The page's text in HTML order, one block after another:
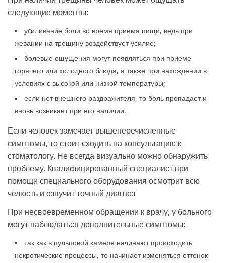
следующие моменты:
уcиливание боли во время приема пищи, ведь при
жевании на трещину воздействует усилие;
болевые ощущения могут появляться при приеме
горячего или холодного блюда, а также при нахождении в
условиях с высокой или низкой температуры;
если нет внешнего раздражителя, то боль пропадает и
вновь возникает при его наличии.
Если человек замечает вышеперечисленные
симптомы, то стоит сходить на консультацию к
стоматологу. Не всегда визуально можно обнаружить
проблему. Квалифицированный специалист при
помощи специального оборудования осмотрит всю
челюсть и озвучит точный диагноз.
При несвоевременном обращении к врачу, у больного
могут наблюдаться дополнительные симптомы:
так как в пульповой камере начинают происходить
некротические процессы, то начинает изменяться оттенок